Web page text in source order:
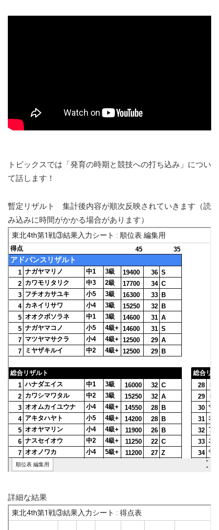
トピックスでは「発育の時期と競技への打ち込み」につい
て話します！
暫定リザルト 集計後内容が順次反映されていきます（読
み込みに時間がかかる場合があります）
詳細な結果